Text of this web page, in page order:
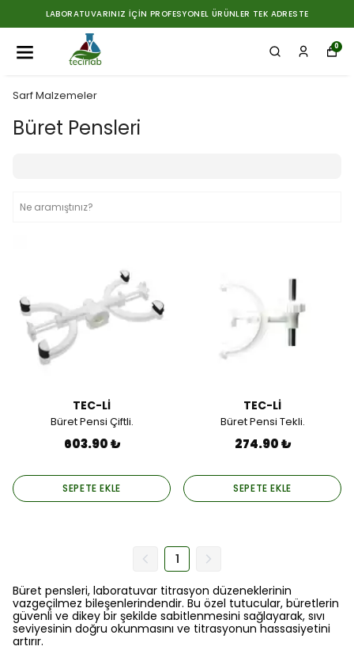
LABORATUVARINIZ İÇIN PROFESYONEL ÜRÜNLER TEK ADRESTE
0
Sarf Malzemeler
Büret Pensleri
TEC-Lİ
Büret Pensi Çiftli.
603.90 ₺
SEPETE EKLE
TEC-Lİ
Büret Pensi Tekli.
274.90 ₺
SEPETE EKLE
1
Büret pensleri, laboratuvar titrasyon düzeneklerinin
vazgeçilmez bileşenlerindendir. Bu özel tutucular, büretlerin
güvenli ve dikey bir şekilde sabitlenmesini sağlayarak, sıvı
seviyesinin doğru okunmasını ve titrasyonun hassasiyetini
artırır.